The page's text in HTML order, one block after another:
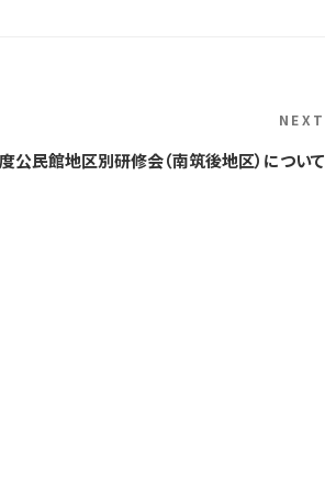
NEXT
公民館地区別研修会（南筑後地区）について